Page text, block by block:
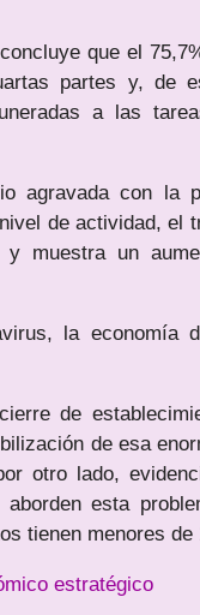
que el
partes y, de
a las
agravada con la
de actividad, el
muestra un
la economía
de
de esa
otro lado,
esta
tienen menores de
estratégico